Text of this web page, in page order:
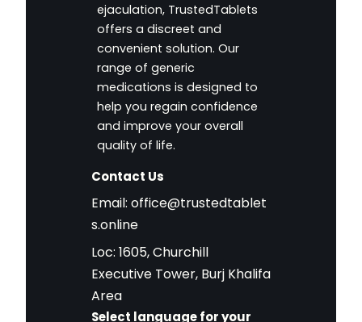
ejaculation, TrustedTablets
offers a discreet and
convenient solution. Our
range of generic
medications is designed to
help you regain confidence
and improve your overall
quality of life.
Contact Us
Email: office@trustedtablet
s.online
Loc: 1605, Churchill
Executive Tower, Burj Khalifa
Area
Select language for your